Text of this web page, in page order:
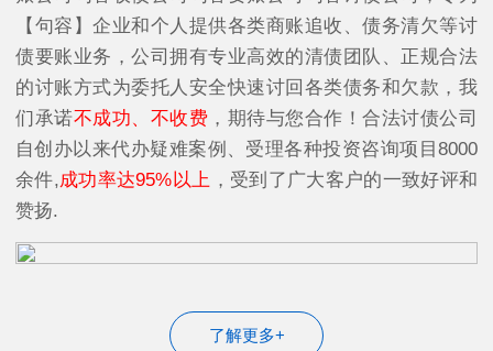
【句容】企业和个人提供各类商账追收、债务清欠等讨
债要账业务，公司拥有专业高效的清债团队、正规合法
的讨账方式为委托人安全快速讨回各类债务和欠款，我
们承诺不成功、不收费 ，期待与您合作！合法讨债公司
自创办以来代办疑难案例、受理各种投资咨询项目8000
余件,成功率达95%以上 ，受到了广大客户的一致好评和
赞扬.
了解更多+